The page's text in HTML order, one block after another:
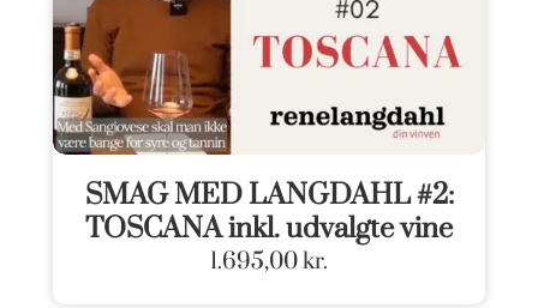
SMAG MED LANGDAHL #2:
TOSCANA inkl. udvalgte vine
1.695,00kr.